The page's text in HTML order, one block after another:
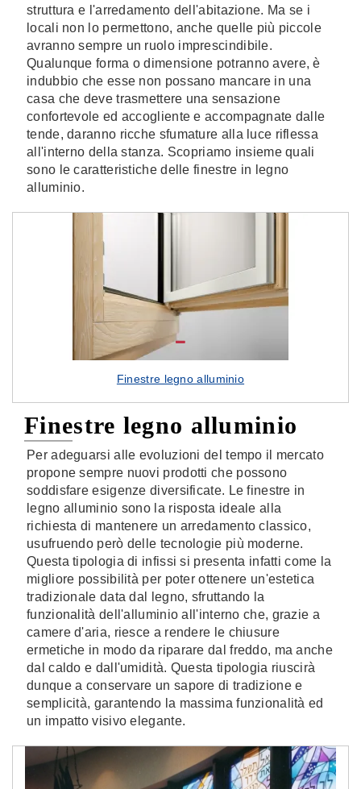
struttura e l'arredamento dell'abitazione. Ma se i
locali non lo permettono, anche quelle più piccole
avranno sempre un ruolo imprescindibile.
Qualunque forma o dimensione potranno avere, è
indubbio che esse non possano mancare in una
casa che deve trasmettere una sensazione
confortevole ed accogliente e accompagnate dalle
tende, daranno ricche sfumature alla luce riflessa
all'interno della stanza. Scopriamo insieme quali
sono le caratteristiche delle finestre in legno
alluminio.
Finestre legno alluminio
Finestre legno alluminio
Per adeguarsi alle evoluzioni del tempo il mercato
propone sempre nuovi prodotti che possono
soddisfare esigenze diversificate. Le finestre in
legno alluminio sono la risposta ideale alla
richiesta di mantenere un arredamento classico,
usufruendo però delle tecnologie più moderne.
Questa tipologia di infissi si presenta infatti come la
migliore possibilità per poter ottenere un'estetica
tradizionale data dal legno, sfruttando la
funzionalità dell'alluminio all'interno che, grazie a
camere d'aria, riesce a rendere le chiusure
ermetiche in modo da riparare dal freddo, ma anche
dal caldo e dall'umidità. Questa tipologia riuscirà
dunque a conservare un sapore di tradizione e
semplicità, garantendo la massima funzionalità ed
un impatto visivo elegante.